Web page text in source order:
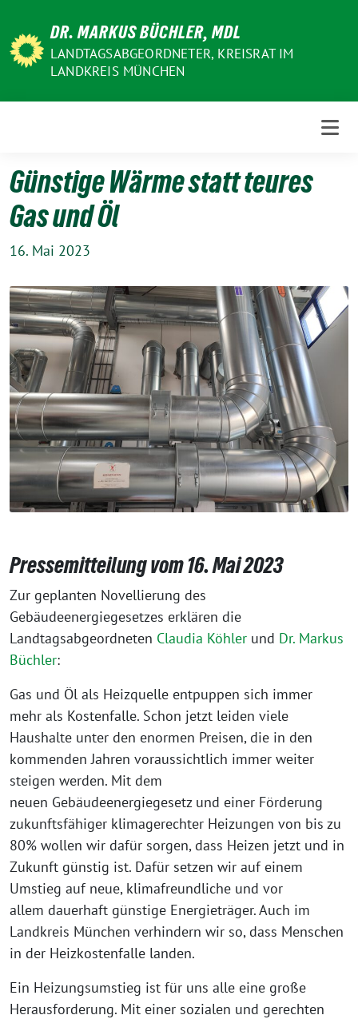
zum
Inhalt
DR. MARKUS BÜCHLER, MDL
LANDTAGSABGEORDNETER, KREISRAT IM
LANDKREIS MÜNCHEN
Günstige Wärme statt teures
Gas und Öl
16. Mai 2023
Pressemitteilung vom 16. Mai 2023
Zur geplanten Novellierung des
Gebäudeenergiegesetzes erklären die
Landtagsabgeordneten Claudia Köhler und Dr. Markus
Büchler:
Gas und Öl als Heizquelle entpuppen sich immer
mehr als Kostenfalle. Schon jetzt leiden viele
Haushalte unter den enormen Preisen, die in den
kommenden Jahren voraussichtlich immer weiter
steigen werden. Mit dem
neuen Gebäudeenergiegesetz und einer Förderung
zukunftsfähiger klimagerechter Heizungen von bis zu
80% wollen wir dafür sorgen, dass Heizen jetzt und in
Zukunft günstig ist. Dafür setzen wir auf einem
Umstieg auf neue, klimafreundliche und vor
allem dauerhaft günstige Energieträger. Auch im
Landkreis München verhindern wir so, dass Menschen
in der Heizkostenfalle landen.
Ein Heizungsumstieg ist für uns alle eine große
Herausforderung. Mit einer sozialen und gerechten